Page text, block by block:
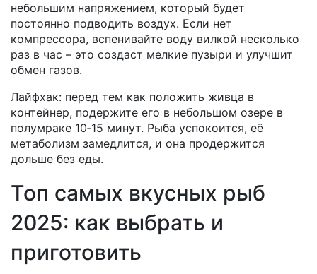
небольшим напряжением, который будет
постоянно подводить воздух. Если нет
компрессора, вспенивайте воду вилкой несколько
раз в час – это создаст мелкие пузыри и улучшит
обмен газов.
Лайфхак: перед тем как положить живца в
контейнер, подержите его в небольшом озере в
полумраке 10‑15 минут. Рыба успокоится, её
метаболизм замедлится, и она продержится
дольше без еды.
Топ самых вкусных рыб
2025: как выбрать и
приготовить